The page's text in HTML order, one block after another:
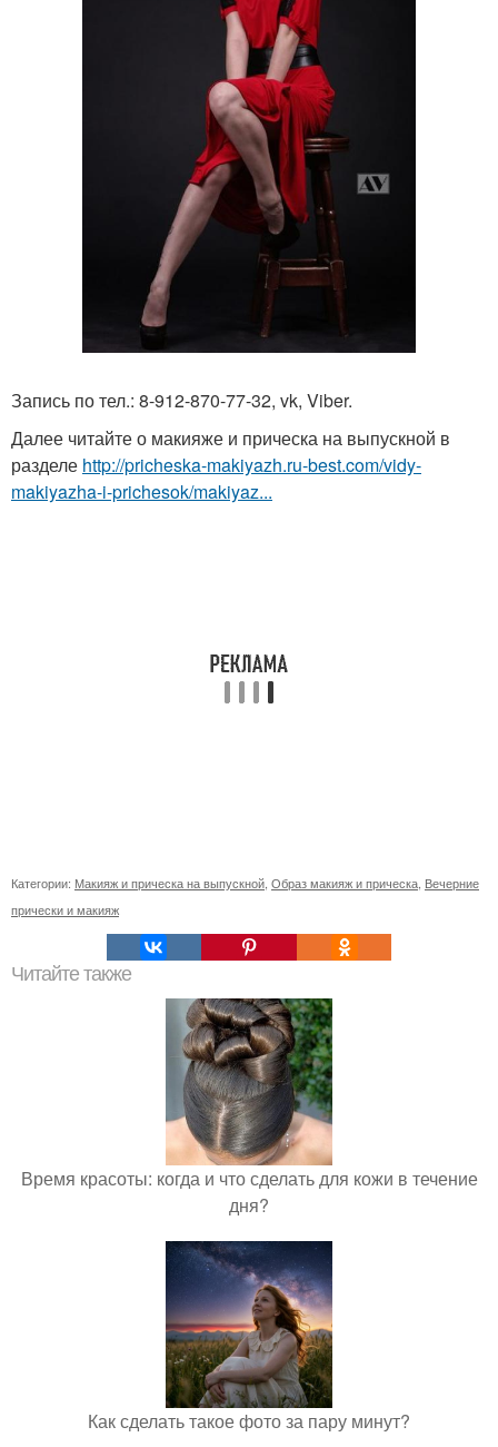
Запись по тел.: 8-912-870-77-32, vk, Viber.
Далее читайте о макияже и прическа на выпускной в
разделе http://pricheska-makiyazh.ru-best.com/vidy-
makiyazha-i-prichesok/makiyaz...
Категории: Макияж и прическа на выпускной Образ макияж и прическа Вечерние
прически и макияж
Читайте также
Время красоты: когда и что сделать для кожи в течение
дня?
Как сделать такое фото за пару минут?